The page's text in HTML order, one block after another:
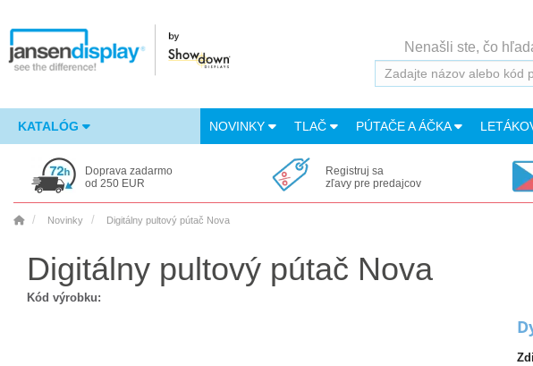
Nenašli ste, čo
KATALÓG NOVINKY TLAČ PÚTAČE A ÁČKA
Doprava zadarmo
od 250 EUR
Registruj sa
zľavy pre predajcov
Novinky Digitálny pultový pútač Nova
Digitálny pultový pútač Nova
Kód výrobku: